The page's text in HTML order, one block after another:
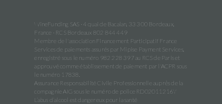
WineFunding SAS · 4 quai de Bacalan, 33 300 Bordeaux,
France · RCS Bordeaux 802 844 449
Membre de l'association Financement Participatif France
Services de paiements assurés par Mipise Payment Services,
enregistré sous le numéro 982 228 397 au RCS de Paris et
approuvé comme établissement de paiement par l'ACPR sous
le numéro 17838.
Assurance Responsabilité Civile Professionnelle auprès de la
compagnie AIG sous le numéro de police RD02011216Y
L’abus d’alcool est dangereux pour la santé